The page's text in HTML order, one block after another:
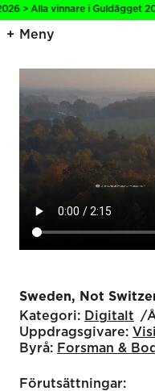
vinnare i Guldägget 2026
Meny
Sweden, Not
Kategori: Digitalt
Uppdragsgivare:
Byrå: Forsman &
Förutsättningar: